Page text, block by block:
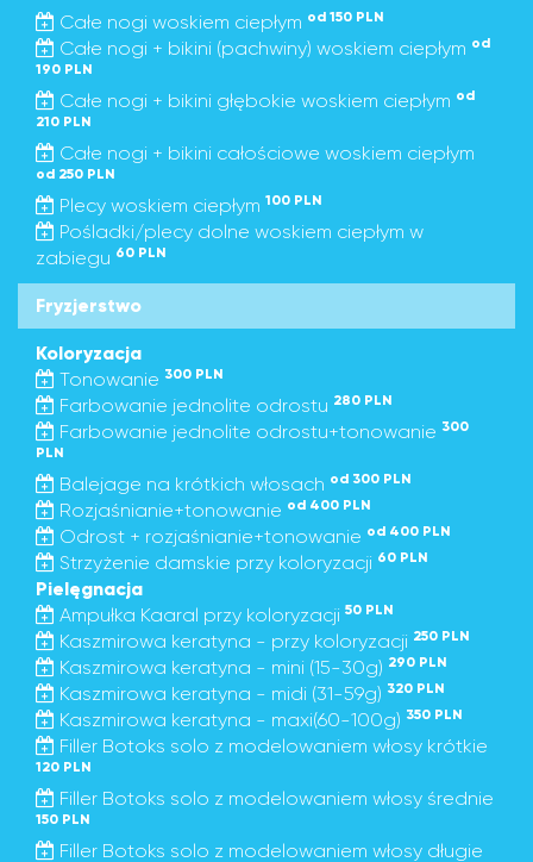
Całe nogi woskiem ciepłym od 150 PLN
Całe nogi + bikini (pachwiny) woskiem ciepłym od
190 PLN
Całe nogi + bikini głębokie woskiem ciepłym od
210 PLN
Całe nogi + bikini całościowe woskiem ciepłym
od 250 PLN
Plecy woskiem ciepłym 100 PLN
Pośladki/plecy dolne woskiem ciepłym w
zabiegu 60 PLN
Fryzjerstwo
Koloryzacja
Tonowanie 300 PLN
Farbowanie jednolite odrostu 280 PLN
Farbowanie jednolite odrostu+tonowanie 300
PLN
Balejage na krótkich włosach od 300 PLN
Rozjaśnianie+tonowanie od 400 PLN
Odrost + rozjaśnianie+tonowanie od 400 PLN
Strzyżenie damskie przy koloryzacji 60 PLN
Pielęgnacja
Ampułka Kaaral przy koloryzacji 50 PLN
Kaszmirowa keratyna - przy koloryzacji 250 PLN
Kaszmirowa keratyna - mini (15-30g) 290 PLN
Kaszmirowa keratyna - midi (31-59g) 320 PLN
Kaszmirowa keratyna - maxi(60-100g) 350 PLN
Filler Botoks solo z modelowaniem włosy krótkie
120 PLN
Filler Botoks solo z modelowaniem włosy średnie
150 PLN
Filler Botoks solo z modelowaniem włosy długie